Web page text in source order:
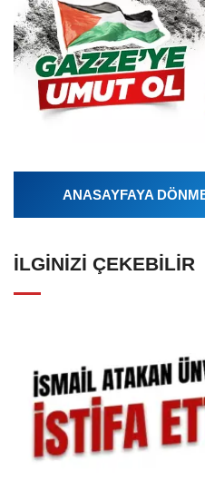
ANASAYFAYA
İLGINIZI ÇEKEBILIR